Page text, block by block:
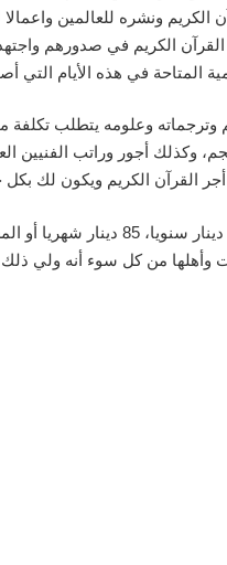
ونشره للعالمين
الكريم في صدورهم
في هذه الأيام التي
وعلومه يتطلب تكلفة
وكذلك أجور وراتب الفنيين
أجر القرآن الكريم ويكون